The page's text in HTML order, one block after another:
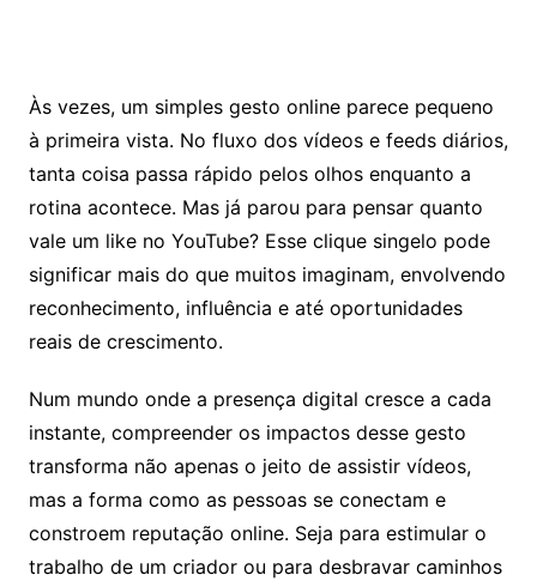
Às vezes, um simples gesto online parece pequeno
à primeira vista. No fluxo dos vídeos e feeds diários,
tanta coisa passa rápido pelos olhos enquanto a
rotina acontece. Mas já parou para pensar quanto
vale um like no YouTube? Esse clique singelo pode
significar mais do que muitos imaginam, envolvendo
reconhecimento, influência e até oportunidades
reais de crescimento.
Num mundo onde a presença digital cresce a cada
instante, compreender os impactos desse gesto
transforma não apenas o jeito de assistir vídeos,
mas a forma como as pessoas se conectam e
constroem reputação online. Seja para estimular o
trabalho de um criador ou para desbravar caminhos